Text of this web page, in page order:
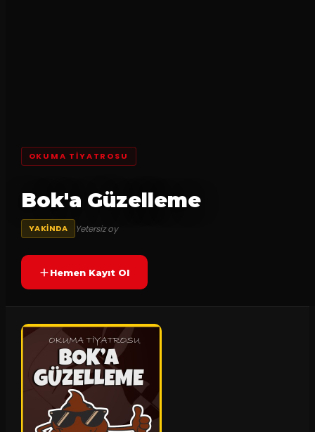
OKUMA TIYATROSU
Bok'a Güzelleme
YAKINDA Yetersiz oy
Hemen Kayıt Ol